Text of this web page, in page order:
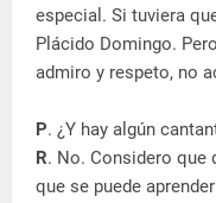
especial. Si tuviera
Plácido Domingo.
admiro y respeto, no
P. ¿Y hay algún
R. No. Considero que
que se puede